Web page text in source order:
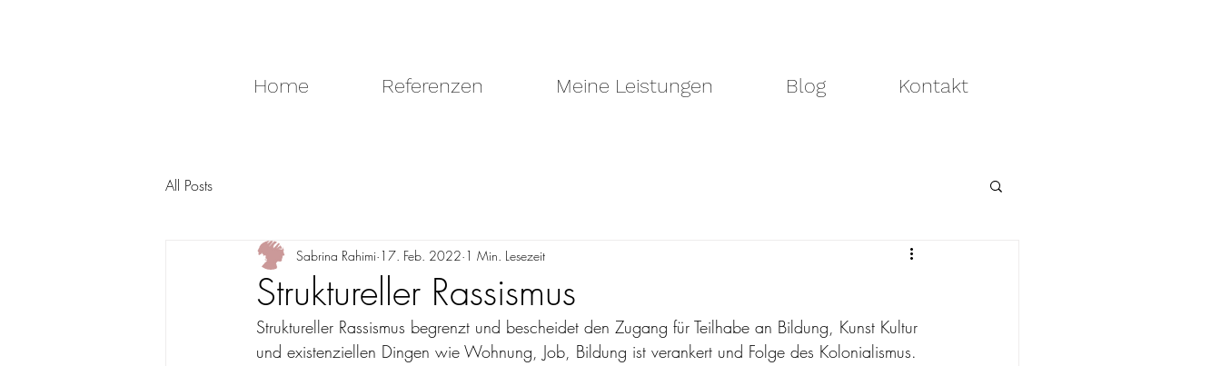
Home Referenzen Meine Leistungen Blog Kontakt
All Posts
Struktureller Rassismus
Sabrina Rahimi 17. Feb. 2022 1 Min. Lesezeit
Struktureller Rassismus begrenzt und bescheidet den Zugang für Teilhabe an Bildung, Kunst Kultur
und existenziellen Dingen wie Wohnung, Job, Bildung ist verankert und Folge des Kolonialismus.